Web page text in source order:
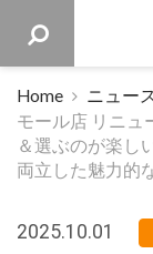
Home ニュー
モール店 リニュ
＆選ぶのが楽し
両立した魅力的
2025.10.01